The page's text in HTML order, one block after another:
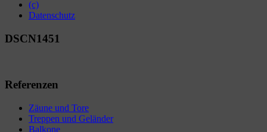
(c)
Datenschutz
DSCN1451
Referenzen
Zäune und Tore
Treppen und Geländer
Balkone